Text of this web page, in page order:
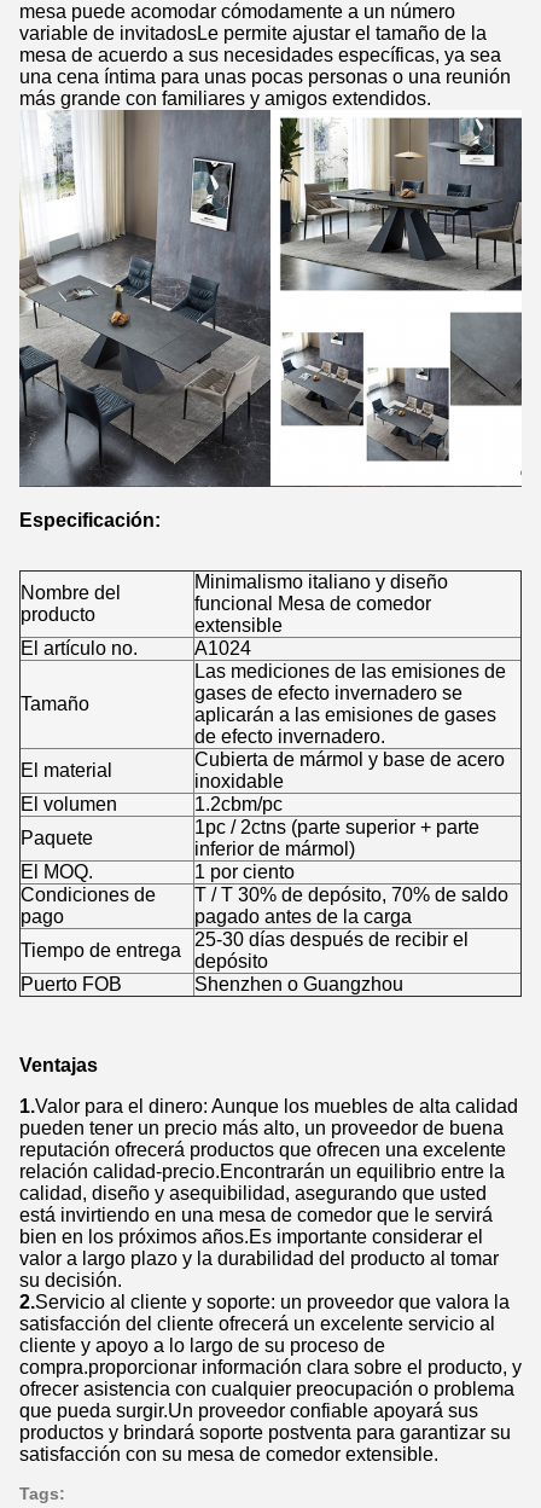
mesa puede acomodar cómodamente a un número
variable de invitadosLe permite ajustar el tamaño de la
mesa de acuerdo a sus necesidades específicas, ya sea
una cena íntima para unas pocas personas o una reunión
más grande con familiares y amigos extendidos.
Especificación:
Nombre del
producto
Minimalismo italiano y diseño
funcional Mesa de comedor
extensible
El artículo no.
A1024
Tamaño
Las mediciones de las emisiones de
gases de efecto invernadero se
aplicarán a las emisiones de gases
de efecto invernadero.
El material
Cubierta de mármol y base de acero
inoxidable
El volumen
1.2cbm/pc
Paquete
1pc / 2ctns (parte superior + parte
inferior de mármol)
El MOQ.
1 por ciento
Condiciones de
pago
T / T 30% de depósito, 70% de saldo
pagado antes de la carga
Tiempo de entrega
25-30 días después de recibir el
depósito
Puerto FOB
Shenzhen o Guangzhou
Ventajas
1.Valor para el dinero: Aunque los muebles de alta calidad
pueden tener un precio más alto, un proveedor de buena
reputación ofrecerá productos que ofrecen una excelente
relación calidad-precio.Encontrarán un equilibrio entre la
calidad, diseño y asequibilidad, asegurando que usted
está invirtiendo en una mesa de comedor que le servirá
bien en los próximos años.Es importante considerar el
valor a largo plazo y la durabilidad del producto al tomar
su decisión.
2.Servicio al cliente y soporte: un proveedor que valora la
satisfacción del cliente ofrecerá un excelente servicio al
cliente y apoyo a lo largo de su proceso de
compra.proporcionar información clara sobre el producto, y
ofrecer asistencia con cualquier preocupación o problema
que pueda surgir.Un proveedor confiable apoyará sus
productos y brindará soporte postventa para garantizar su
satisfacción con su mesa de comedor extensible.
Tags: